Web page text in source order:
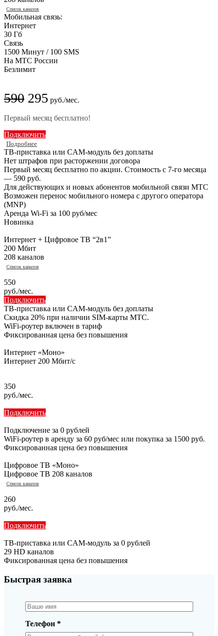
Список каналов
Мобильная связь:
Интернет
30 Гб
Связь
1500 Минут / 100 SMS
На МТС России
Безлимит
590 295 руб./мес.
Первый месяц бесплатно!
Подключить
Подробнее
ТВ-приставка или CAM-модуль без доплаты
Нет штрафов при расторжении договора
Первый месяц бесплатно по акции. Стоимость с 7-го месяца
— 590 руб.
Для действующих и новых абонентов мобильной связи МТС
Возможен перенос мобильного номера с другого оператора
(MNP)
Аренда Wi-Fi за 100 руб/мес
Новинка
Интернет + Цифровое ТВ “2в1”
200 Мбит
208 каналов
Список каналов
550
руб./мес.
Подключить
ТВ-приставка или CAM-модуль без доплаты
Скидка 20% при наличии SIM-карты МТС.
WiFi-роутер включен в тариф
Фиксированная цена без повышения
Интернет «Моно»
Интернет 200 Мбит/с
350
руб./мес.
Подключить
Подключение за 0 рублей
WiFi-роутер в аренду за 60 руб/мес или покупка за 1500 руб.
Фиксированная цена без повышения
Цифровое ТВ «Моно»
Цифровое ТВ 208 каналов
Список каналов
260
руб./мес.
Подключить
ТВ-приставка или CAM-модуль за 0 рублей
29 HD каналов
Фиксированная цена без повышения
Быстрая заявка
Телефон *